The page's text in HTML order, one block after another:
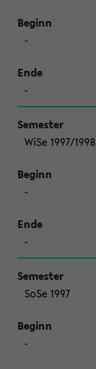
-
-
WiSe 1997/1998
-
-
SoSe 1997
-